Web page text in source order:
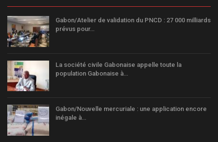
Gabon/Atelier de validation du PNCD : 27 000 milliards
prévus pour…
La société civile Gabonaise appelle toute la
population Gabonaise à…
Gabon/Nouvelle mercuriale : une application encore
inégale à…